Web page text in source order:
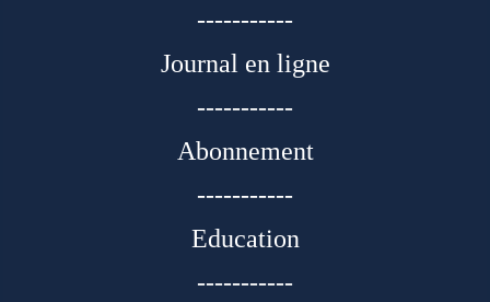
-----------
Journal en ligne
-----------
Abonnement
-----------
Education
-----------